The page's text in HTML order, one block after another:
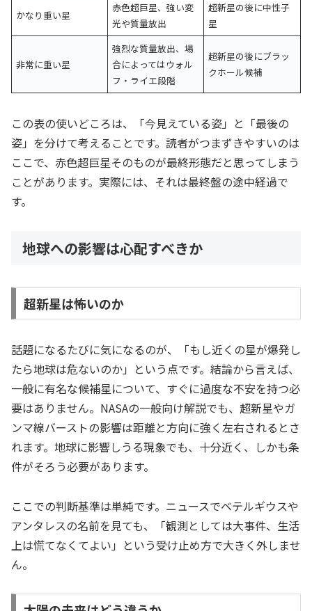
かなり重い星
赤色超巨星、強い変
光や質量放出
超新星の後に中性子
星
非常に重い星
強烈な質量放出、場
合によってはウォル
フ・ライエ段階
超新星の後にブラッ
クホール候補
この表の使いどころは、「今見えている姿」と「最後の
姿」を分けて考えることです。読者がつまずきやすいのは
ここで、赤色超巨星そのものが最終形態だと思ってしまう
ことがあります。実際には、それは最終盤の途中経過で
す。
地球への影響は心配すべきか
超新星は怖いのか
話題になるたびに気になるのが、「もし近くの星が爆発し
たら地球は危ないのか」という点です。結論から言えば、
一般に有名な候補星について、すぐに過度な不安を持つ必
要はありません。NASAの一般向け解説でも、超新星やガ
ンマ線バーストの影響は距離と方向に強く左右されるとさ
れます。地球に影響しうる現象でも、十分近く、しかも条
件がそろう必要があります。
ここでの判断基準は単純です。ニュースでベテルギウスや
アンタレスの名前を見ても、「観測としては大事件、生活
上は慌てなくてよい」という受け止め方で大きく外しませ
ん。